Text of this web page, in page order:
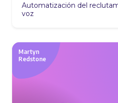
Automatización del
voz
Martyn
Redstone